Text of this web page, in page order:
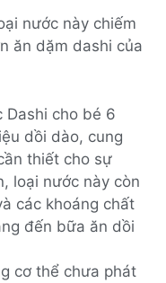
nước này chiếm
ăn dặm dashi của
Dashi cho bé 6
dồi dào, cung
thiết cho sự
loại nước này còn
các khoáng chất
đến bữa ăn dồi
cơ thể chưa phát